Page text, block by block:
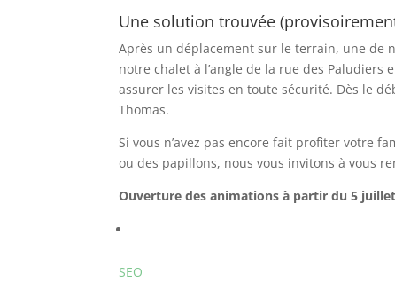
Une solution trouvée
Après un déplacement sur le terrain, une de
notre chalet à l’angle de la rue des
assurer les visites en toute sécurité. Dès le
Thomas.
Si vous n’avez pas encore fait profiter votre
ou des papillons, nous vous invitons à vous
Ouverture des animations à partir du 5 juillet
SEO